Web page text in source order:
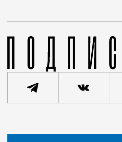
Статья
Редакция Москвич Mag